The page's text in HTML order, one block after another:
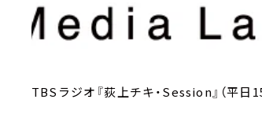
TBSラジオ『荻上チキ・Session』（平日